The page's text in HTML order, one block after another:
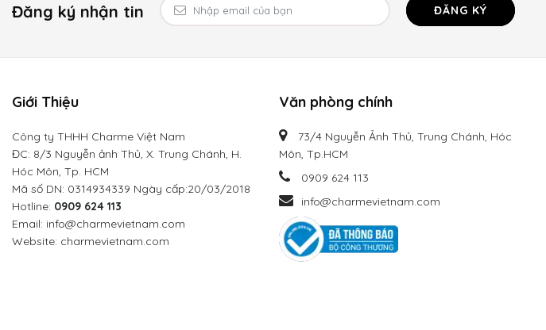
Đăng ký nhận tin ĐĂNG KÝ
Giới Thiệu
Công ty THHH Charme Việt Nam
ĐC: 8/3 Nguyễn ảnh Thủ, X. Trung Chánh, H.
Hóc Môn, Tp. HCM
Mã số DN: 0314934339 Ngày cấp:20/03/2018
Hotline: 0909 624 113
Email: info@charmevietnam.com
Website: charmevietnam.com
Văn phòng chính
73/4 Nguyễn Ảnh Thủ, Trung Chánh, Hóc
Môn, Tp.HCM
0909 624 113
info@charmevietnam.com